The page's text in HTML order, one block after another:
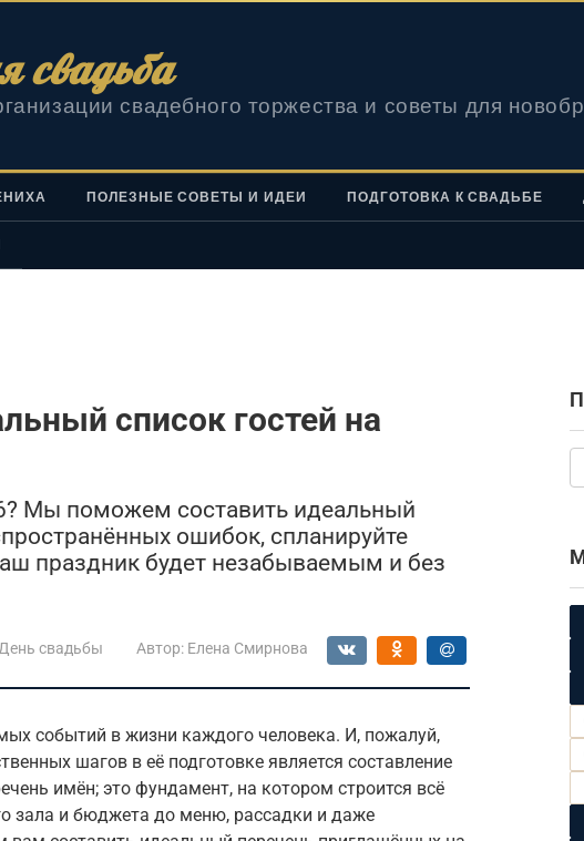
свадьба
свадебного торжества и советы для
ПОЛЕЗНЫЕ СОВЕТЫ И ИДЕИ ПОДГОТОВКА К СВАДЬБЕ
список гостей на
Мы поможем составить идеальный
ошибок, спланируйте
праздник будет незабываемым и без
День свадьбы Автор: Елена Смирнова
событий в жизни каждого человека. И, пожалуй,
шагов в её подготовке является составление
имён; это фундамент, на котором строится всё
зала и бюджета до меню, рассадки и даже